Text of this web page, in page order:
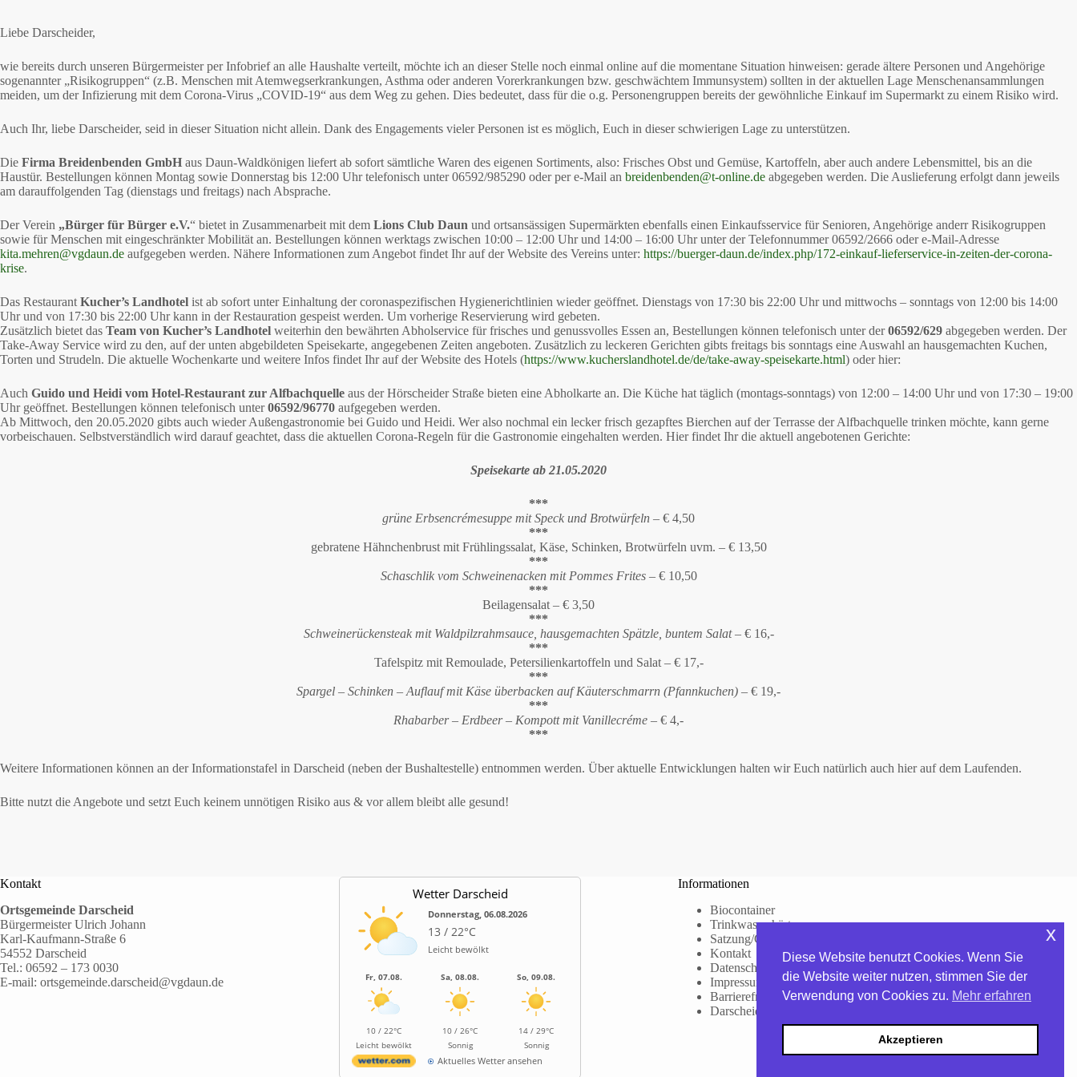
Liebe Darscheider,
wie bereits durch unseren Bürgermeister per Infobrief an alle Haushalte verteilt, möchte ich an dieser Stelle noch einmal online auf die momentane Situation hinweisen: gerade ältere Personen und Angehörige
sogenannter „Risikogruppen“ (z.B. Menschen mit Atemwegserkrankungen, Asthma oder anderen Vorerkrankungen bzw. geschwächtem Immunsystem) sollten in der aktuellen Lage Menschenansammlungen
meiden, um der Infizierung mit dem Corona-Virus „COVID-19“ aus dem Weg zu gehen. Dies bedeutet, dass für die o.g. Personengruppen bereits der gewöhnliche Einkauf im Supermarkt zu einem Risiko wird.
Auch Ihr, liebe Darscheider, seid in dieser Situation nicht allein. Dank des Engagements vieler Personen ist es möglich, Euch in dieser schwierigen Lage zu unterstützen.
Die Firma Breidenbenden GmbH aus Daun-Waldkönigen liefert ab sofort sämtliche Waren des eigenen Sortiments, also: Frisches Obst und Gemüse, Kartoffeln, aber auch andere Lebensmittel, bis an die
Haustür. Bestellungen können Montag sowie Donnerstag bis 12:00 Uhr telefonisch unter 06592/985290 oder per e-Mail an breidenbenden@t-online.de abgegeben werden. Die Auslieferung erfolgt dann jeweils
am darauffolgenden Tag (dienstags und freitags) nach Absprache.
Der Verein „Bürger für Bürger e.V.“ bietet in Zusammenarbeit mit dem Lions Club Daun und ortsansässigen Supermärkten ebenfalls einen Einkaufsservice für Senioren, Angehörige anderr Risikogruppen
sowie für Menschen mit eingeschränkter Mobilität an. Bestellungen können werktags zwischen 10:00 – 12:00 Uhr und 14:00 – 16:00 Uhr unter der Telefonnummer 06592/2666 oder e-Mail-Adresse
kita.mehren@vgdaun.de aufgegeben werden. Nähere Informationen zum Angebot findet Ihr auf der Website des Vereins unter: https://buerger-daun.de/index.php/172-einkauf-lieferservice-in-zeiten-der-corona-
krise.
Das Restaurant Kucher’s Landhotel ist ab sofort unter Einhaltung der coronaspezifischen Hygienerichtlinien wieder geöffnet. Dienstags von 17:30 bis 22:00 Uhr und mittwochs – sonntags von 12:00 bis 14:00
Uhr und von 17:30 bis 22:00 Uhr kann in der Restauration gespeist werden. Um vorherige Reservierung wird gebeten.
Zusätzlich bietet das Team von Kucher’s Landhotel weiterhin den bewährten Abholservice für frisches und genussvolles Essen an, Bestellungen können telefonisch unter der06592/629 abgegeben werden. Der
Take-Away Service wird zu den, auf der unten abgebildeten Speisekarte, angegebenen Zeiten angeboten. Zusätzlich zu leckeren Gerichten gibts freitags bis sonntags eine Auswahl an hausgemachten Kuchen,
Torten und Strudeln. Die aktuelle Wochenkarte und weitere Infos findet Ihr auf der Website des Hotels (https://www.kucherslandhotel.de/de/take-away-speisekarte.html) oder hier:
Auch Guido und Heidi vom Hotel-Restaurant zur Alfbachquelle aus der Hörscheider Straße bieten eine Abholkarte an. Die Küche hat täglich (montags-sonntags) von 12:00 – 14:00 Uhr und von 17:30 – 19:00
Uhr geöffnet. Bestellungen können telefonisch unter06592/96770 aufgegeben werden.
Ab Mittwoch, den 20.05.2020 gibts auch wieder Außengastronomie bei Guido und Heidi. Wer also nochmal ein lecker frisch gezapftes Bierchen auf der Terrasse der Alfbachquelle trinken möchte, kann gerne
vorbeischauen. Selbstverständlich wird darauf geachtet, dass die aktuellen Corona-Regeln für die Gastronomie eingehalten werden. Hier findet Ihr die aktuell angebotenen Gerichte:
Speisekarte ab 21.05.2020
***
grüne Erbsencrémesuppe mit Speck und Brotwürfeln – € 4,50
***
gebratene Hähnchenbrust mit Frühlingssalat, Käse, Schinken, Brotwürfeln uvm. – € 13,50
***
Schaschlik vom Schweinenacken mit Pommes Frites– € 10,50
***
Beilagensalat – € 3,50
***
Schweinerückensteak mit Waldpilzrahmsauce, hausgemachten Spätzle, buntem Salat– € 16,-
***
Tafelspitz mit Remoulade, Petersilienkartoffeln und Salat – € 17,-
***
Spargel – Schinken – Auflauf mit Käse überbacken auf Käuterschmarrn (Pfannkuchen) – € 19,-
***
Rhabarber – Erdbeer – Kompott mit Vanillecréme – € 4,-
***
Weitere Informationen können an der Informationstafel in Darscheid (neben der Bushaltestelle) entnommen werden. Über aktuelle Entwicklungen halten wir Euch natürlich auch hier auf dem Laufenden.
Bitte nutzt die Angebote und setzt Euch keinem unnötigen Risiko aus & vor allem bleibt alle gesund!
Kontakt
Ortsgemeinde Darscheid
Bürgermeister Ulrich Johann
Karl-Kaufmann-Straße 6
54552 Darscheid
Tel.: 06592 – 173 0030
E-mail: ortsgemeinde.darscheid@vgdaun.de
Wetter Darscheid
Donnerstag, 06.08.2026
13 / 22°C
Leicht bewölkt
Fr, 07.08.
10 / 22°C
Leicht bewölkt
Sa, 08.08.
10 / 26°C
Sonnig
So, 09.08.
14 / 29°C
Sonnig
Aktuelles Wetter ansehen
Informationen
Biocontainer
Trinkwasserhärte
Satzung/Gebühren
Kontakt
Datenschutzerklärung
Impressum
Barrierefreiheitserklärung
Darscheid – WhatsApp-Kanal
Diese Website benutzt Cookies. Wenn Sie
die Website weiter nutzen, stimmen Sie der
Verwendung von Cookies zu. Mehr erfahren
Akzeptieren
x